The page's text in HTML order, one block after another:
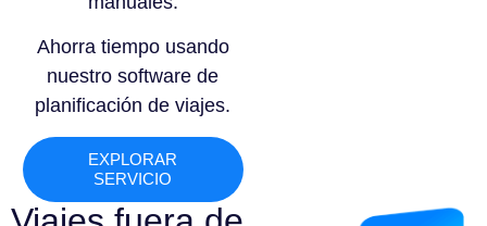
Ahorra tiempo usando
nuestro software de
planificación de viajes.
EXPLORAR
SERVICIO